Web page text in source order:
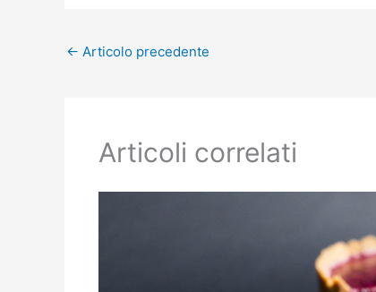
← Articolo precedente
Articoli correlati